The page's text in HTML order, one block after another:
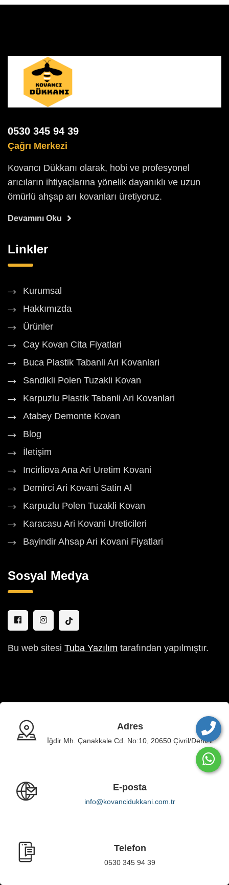
0530 345 94 39
Çağrı Merkezi
Kovancı Dükkanı olarak, hobi ve profesyonel
arıcıların ihtiyaçlarına yönelik dayanıklı ve uzun
ömürlü ahşap arı kovanları üretiyoruz.
Devamını Oku
Linkler
Kurumsal
Hakkımızda
Ürünler
Cay Kovan Cita Fiyatlari
Buca Plastik Tabanli Ari Kovanlari
Sandikli Polen Tuzakli Kovan
Karpuzlu Plastik Tabanli Ari Kovanlari
Atabey Demonte Kovan
Blog
İletişim
Incirliova Ana Ari Uretim Kovani
Demirci Ari Kovani Satin Al
Karpuzlu Polen Tuzakli Kovan
Karacasu Ari Kovani Ureticileri
Bayindir Ahsap Ari Kovani Fiyatlari
Sosyal Medya
Bu web sitesi Tuba Yazılım tarafından yapılmıştır.
Adres
İğdir Mh. Çanakkale Cd. No:10, 20650 Çivril/Denizli
E-posta
info@kovancidukkani.com.tr
Telefon
0530 345 94 39